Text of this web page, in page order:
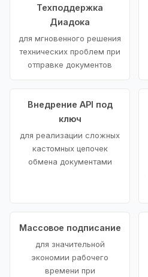
Техподдержка
Диадока
для мгновенного решения
технических проблем при
отправке документов
Внедрение API под
ключ
для реализации сложных
кастомных цепочек
обмена документами
Массовое подписание
для значительной
экономии рабочего
времени при